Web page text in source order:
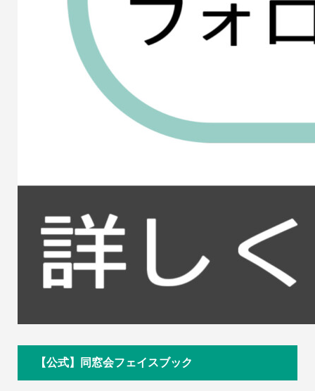
【公式】同窓会フェイスブック